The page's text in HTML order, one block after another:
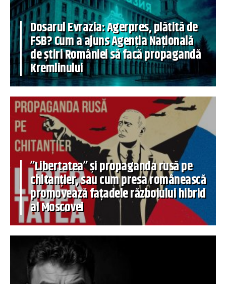
Dosarul Evrazia: Agerpres, plătită de
FSB? Cum a ajuns Agenția Națională
de știri României să facă propagandă
Kremlinului
”Libertatea” și propaganda rusă pe
chitanțier, sau cum presa românească
promovează fațadele războiului hibrid
al Moscovei